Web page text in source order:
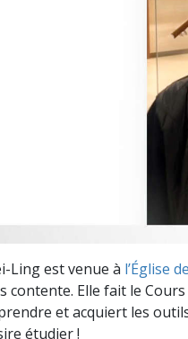
Ling est venue à l’Église
contente. Elle fait le
et acquiert les
étudier !